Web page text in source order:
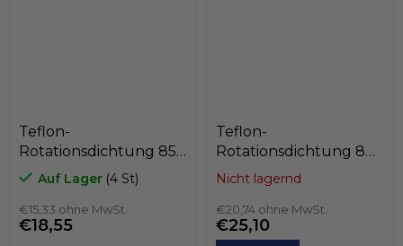
Teflon-
Rotationsdichtung 85
x 74 x 4,2
PTFE+Bronze/NBR,
Kastas K752-085
Auf Lager (4 St)
€15,33 ohne MwSt.
€18,55
Teflon-
Rotationsdichtung 80
x 95,5 x 6,3
PTFE+Bronze/NBR,
Kastas K702-080/1
Nicht lagernd
€20,74 ohne MwSt.
€25,10